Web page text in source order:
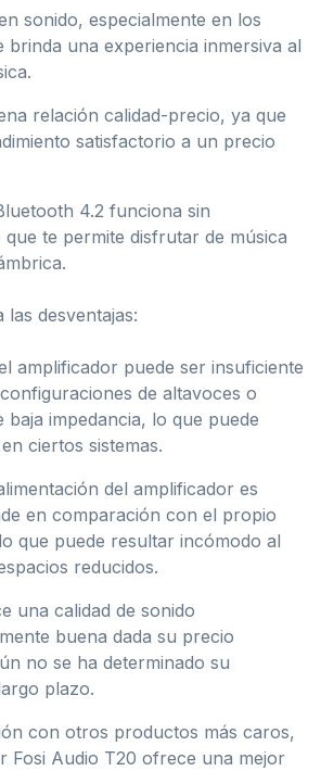
sonido, especialmente en los
brinda una experiencia inmersiva al
relación calidad-precio, ya que
satisfactorio a un precio
4.2 funciona sin
te permite disfrutar de música
desventajas:
amplificador puede ser insuficiente
de altavoces o
baja impedancia, lo que puede
ciertos sistemas.
del amplificador es
en comparación con el propio
que puede resultar incómodo al
reducidos.
una calidad de sonido
buena dada su precio
no se ha determinado su
plazo.
con otros productos más caros,
Fosi Audio T20 ofrece una mejor